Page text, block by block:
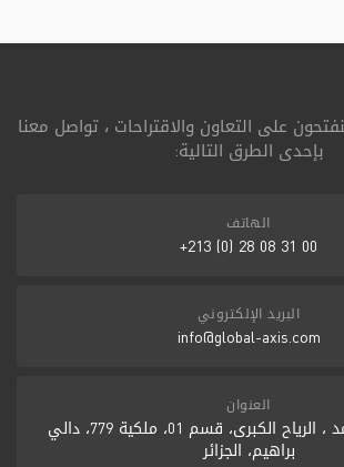
على التعاون والاقتراحات ، تواصل معنا
بإحدى الطرق التالية:
الهاتف
00 31 08 28 (0) 213+
البريد الإلكتروني
info@global-axis.com
العنوان
ملكية زاوي محمد ، الرياح الكبرى، قسم 01، ملكية 779، دالي
براهيم، الجزائر